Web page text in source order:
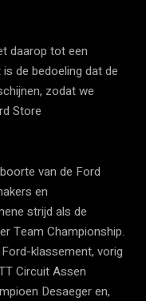
daarop tot een
de bedoeling dat de
zodat we
Store
van de Ford
en
strijd als de
Team Championship.
klassement, vorig
Circuit Assen
Desaeger en,